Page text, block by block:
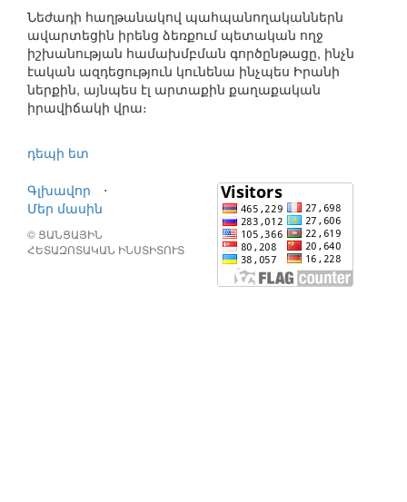
Նեժադի հաղթանակով պահպանողականներն
ավարտեցին իրենց ձեռքում պետական ողջ
իշխանության համախմբման գործընթացը, ինչն
էական ազդեցություն կունենա ինչպես Իրանի
ներքին, այնպես էլ արտաքին քաղաքական
իրավիճակի վրա։
դեպի ետ
Գլխավոր
⋅
Մեր մասին
© ՑԱՆՑԱՅԻՆ
ՀԵՏԱԶՈՏԱԿԱՆ ԻՆՍՏԻՏՈՒՏ